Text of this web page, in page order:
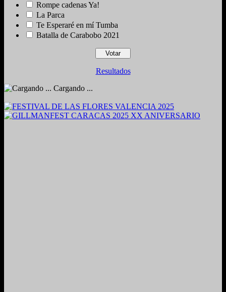
Rompe cadenas Ya!
La Parca
Te Esperaré en mí Tumba
Batalla de Carabobo 2021
Resultados
Cargando ...